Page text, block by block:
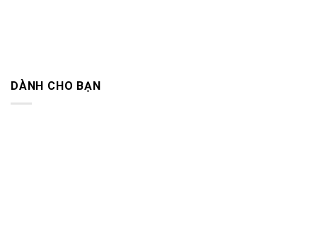
DÀNH CHO BẠN